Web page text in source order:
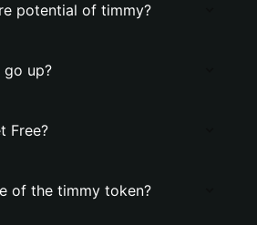
potential of timmy?
up?
Free?
of the timmy token?